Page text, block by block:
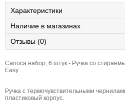
Характеристики
Наличие в магазинах
Отзывы (0)
Carioca набор, 6 штук - Ручка со
Easy.
Ручка с термочувствительными
пластиковый корпус.